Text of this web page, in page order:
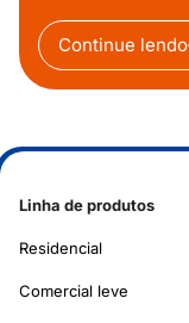
Continue lendo
Linha de produtos
Residencial
Comercial leve